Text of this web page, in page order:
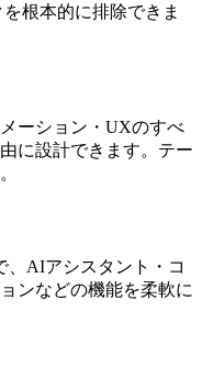
根本的に排除できま
ーション・UXのすべ
に設計できます。テー
、AIアシスタント・コ
ンなどの機能を柔軟に